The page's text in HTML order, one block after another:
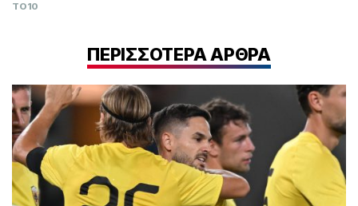
TO10
ΠΕΡΙΣΣΟΤΕΡΑ ΑΡΘΡΑ